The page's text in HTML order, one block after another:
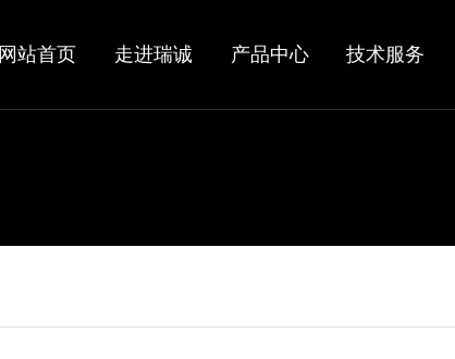
网站首页 走进瑞诚 产品中心 技术服务